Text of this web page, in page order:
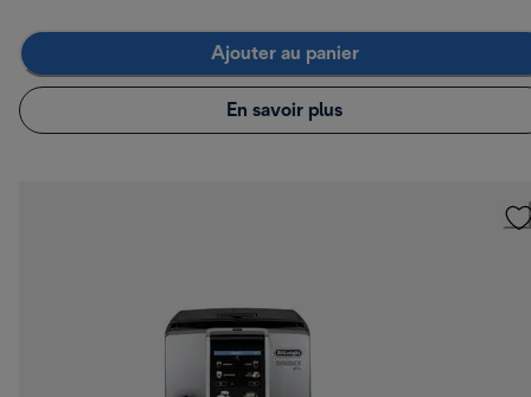
Ajouter au panier
En savoir plus